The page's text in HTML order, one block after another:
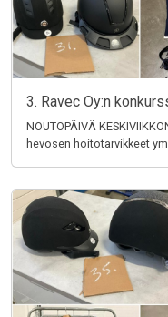
3. Ravec Oy:n
NOUTOPÄIVÄ
hevosen hoitotarvikkeet